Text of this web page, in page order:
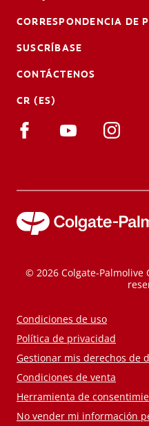
CORRESPONDENCIA DE
SUSCRÍBASE
CONTÁCTENOS
CR (ES)
© 2026 Colgate-Palmolive
Condiciones de uso
Política de privacidad
Gestionar mis derechos de
Condiciones de venta
Herramienta de
No vender mi información